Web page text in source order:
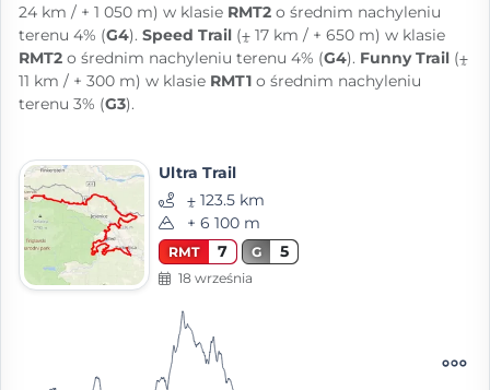
24 km / + 1 050 m) w klasie RMT2 o średnim nachyleniu
terenu 4% (G4). Speed Trail (⨦ 17 km / + 650 m) w klasie
RMT2 o średnim nachyleniu terenu 4% (G4). Funny Trail (⨦
11 km / + 300 m) w klasie RMT1 o średnim nachyleniu
terenu 3% (G3).
Ultra Trail
⨦ 123.5 km
+ 6 100 m
RMT 7 G 5
18 września